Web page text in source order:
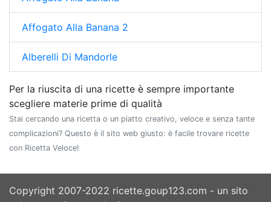
Affogato Alla Banana 2
Alberelli Di Mandorle
Per la riuscita di una ricette è sempre importante
scegliere materie prime di qualità
Stai cercando una ricetta o un piatto creativo, veloce e senza tante
complicazioni? Questo è il sito web giusto: è facile trovare ricette
con Ricetta Veloce!
Copyright 2007-2022 ricette.goup123.com - un sito